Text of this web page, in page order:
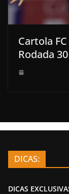
Cartola
Rodada 30
DICAS:
DICAS